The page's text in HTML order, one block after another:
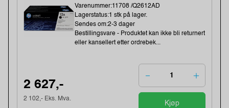
Varenummer:11708 /Q2612AD
Lagerstatus:1 stk på lager.
Sendes om:2-3 dager
Bestillingsvare - Produktet kan ikke bli returnert
eller kansellert etter ordrebek...
2 627,-
2 102,- Eks. Mva.
Kjøp